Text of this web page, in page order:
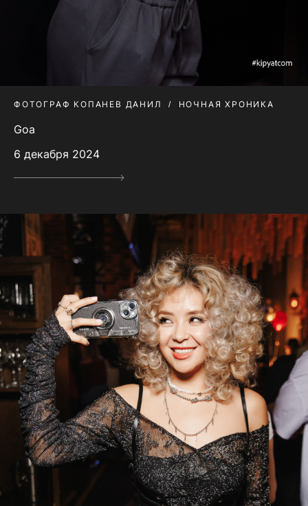
ФОТОГРАФ КОПАНЕВ ДАНИЛ НОЧНАЯ ХРОНИКА
Goa
6 декабря 2024